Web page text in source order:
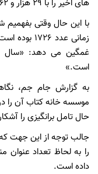
های اخیر را با 29 هزار و 862 عنوان کتاب شکسته است.
با این حال وقتی بفهمیم
زمانی
است.»
به گزارش جام جم،
موسسه خانه کتاب آن را
حال تامل برانگیزی را
را به لحاظ تعداد
داده است.